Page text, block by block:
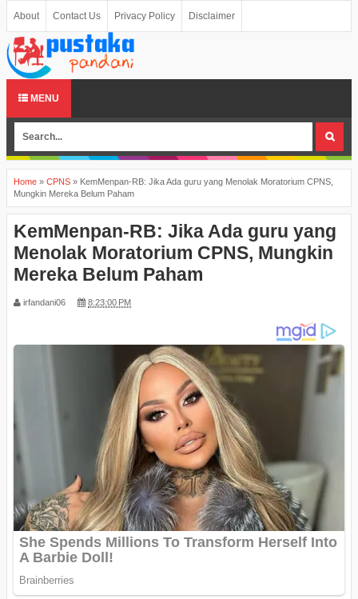
About Contact Us Privacy Policy Disclaimer
MENU
Home » CPNS » KemMenpan-RB: Jika Ada guru yang Menolak Moratorium CPNS,
Mungkin Mereka Belum Paham
KemMenpan-RB: Jika Ada guru yang
Menolak Moratorium CPNS, Mungkin
Mereka Belum Paham
irfandani06 8:23:00 PM